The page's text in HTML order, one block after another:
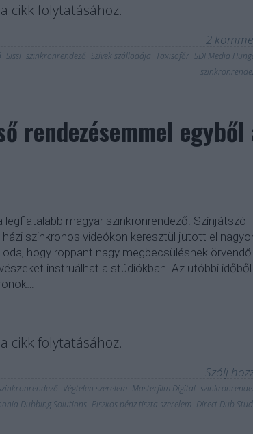
cikk folytatásához.
2
Sissi szinkronrendező Szívek szállodája Taxisofőr SDI Media
rendezésemmel egyből
legfiatalabb magyar szinkronrendező. Színjátszó
szinkronos videókon keresztül jutott el
hogy roppant nagy megbecsülésnek örvendő
instruálhat a stúdiókban. Az utóbbi időből
cikk folytatásához.
Szólj
Végtelen szerelem Masterfilm Digital
Dubbing Solutions Piszkos pénz tiszta szerelem Direct Dub